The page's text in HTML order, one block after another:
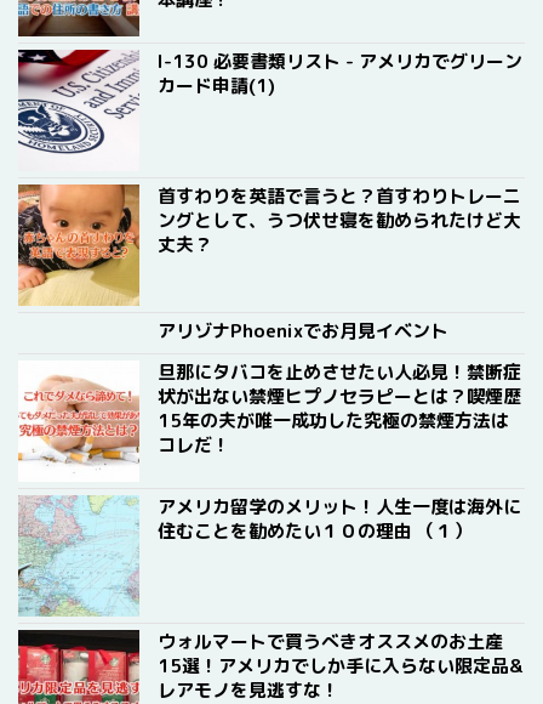
I-130 必要書類リスト - アメリカでグリーン
カード申請(1)
首すわりを英語で言うと？首すわりトレーニ
ングとして、うつ伏せ寝を勧められたけど大
丈夫？
アリゾナPhoenixでお月見イベント
旦那にタバコを止めさせたい人必見！禁断症
状が出ない禁煙ヒプノセラピーとは？喫煙歴
15年の夫が唯一成功した究極の禁煙方法は
コレだ！
アメリカ留学のメリット！人生一度は海外に
住むことを勧めたい１０の理由 （１）
ウォルマートで買うべきオススメのお土産
15選！アメリカでしか手に入らない限定品&
レアモノを見逃すな！